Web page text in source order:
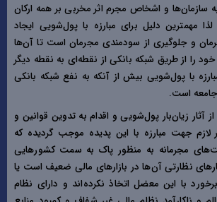
سازمان‌ها و اشخاص مجرم اثر مخربی بر همه ارکان
مهمترین دلیل برای مبارزه با پول‌شویی ایجاد
و جلوگیری از سودمندی مجرمان است تا آن‌ها
را از طریق شبکه بانکی از نقطه‌ای به نقطه دیگر
مبارزه با پول‌شویی بیش از آنکه به نفع شبکه بانکی
است.
آثار زیان‌بار پول‌شویی و اقدام به تدوین قوانین و
لازم جهت مبارزه با این پدیده موجب گردیده که
مجرمانه به منظور پاک به سمت کشور‌هایی
نظارتی آن‌ها در بازار‌های مالی ضعیف است یا
با این معضل اتخاذ نکرده‌اند و دارای نظام